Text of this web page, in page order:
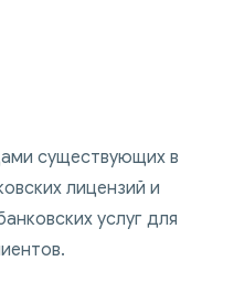
существующих в
лицензий и
услуг для